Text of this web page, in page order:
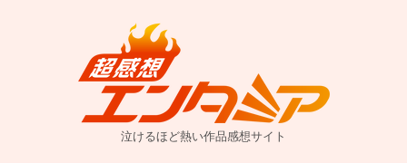
泣けるほど熱い作品感想サイト